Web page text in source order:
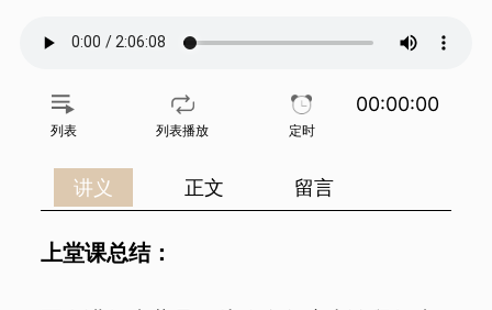
列表 列表播放 定时
00:00:00
讲义 正文 留言
上堂课总结：